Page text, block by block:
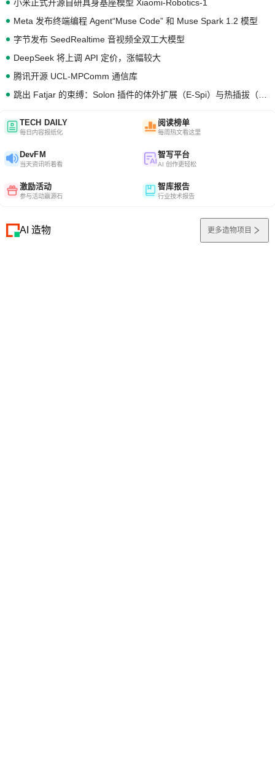
小米正式开源自研具身基座模型 Xiaomi-Robotics-1
Meta 发布终端编程 Agent“Muse Code” 和 Muse Spark 1.2 模型
字节发布 SeedRealtime 音视频全双工大模型
DeepSeek 将上调 API 定价，涨幅较大
腾讯开源 UCL-MPComm 通信库
TECH DAILY
每日内容报纸化
阅读榜单
每周热文看这里
DevFM
当天资讯听着看
智写平台
AI 创作更轻松
激励活动
参与活动赢源石
智库报告
行业技术报告
AI 造物 更多造物项目